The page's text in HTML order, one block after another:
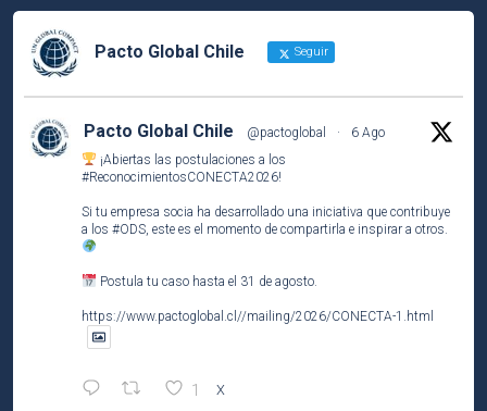
Pacto Global Chile Seguir
Pacto Global Chile @pactoglobal ·
6 Ago
¡Abiertas las postulaciones a los
#ReconocimientosCONECTA2026!
Si tu empresa socia ha desarrollado una iniciativa que contribuye
a los #ODS , este es el momento de compartirla e inspirar a otros.
Postula tu caso hasta el 31 de agosto.
https://www.pactoglobal.cl//mailing/2026/CONECTA-1.html
1 X